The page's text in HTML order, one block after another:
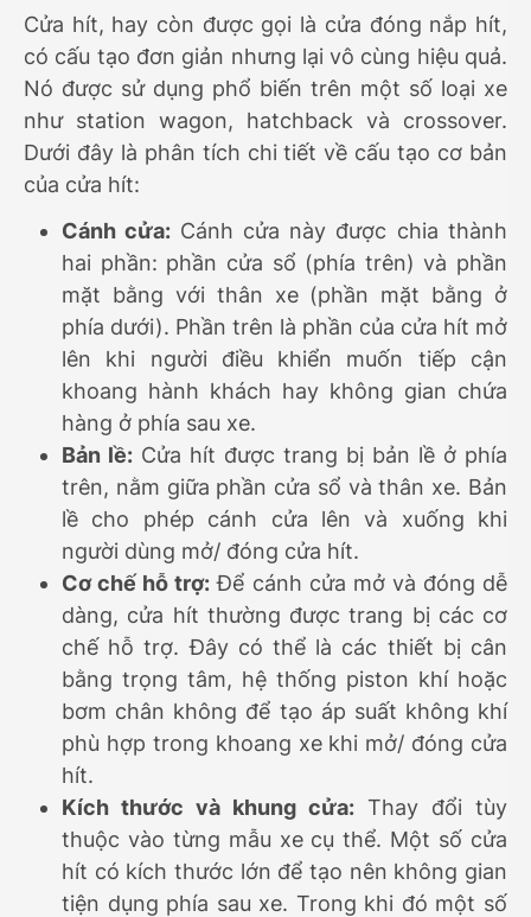
Cửa hít, hay còn được gọi là cửa đóng nắp hít,
có cấu tạo đơn giản nhưng lại vô cùng hiệu quả.
Nó được sử dụng phổ biến trên một số loại xe
như station wagon, hatchback và crossover.
Dưới đây là phân tích chi tiết về cấu tạo cơ bản
của cửa hít:
Cánh cửa: Cánh cửa này được chia thành
hai phần: phần cửa sổ (phía trên) và phần
mặt bằng với thân xe (phần mặt bằng ở
phía dưới). Phần trên là phần của cửa hít mở
lên khi người điều khiển muốn tiếp cận
khoang hành khách hay không gian chứa
hàng ở phía sau xe.
Bản lề: Cửa hít được trang bị bản lề ở phía
trên, nằm giữa phần cửa sổ và thân xe. Bản
lề cho phép cánh cửa lên và xuống khi
người dùng mở/ đóng cửa hít.
Cơ chế hỗ trợ: Để cánh cửa mở và đóng dễ
dàng, cửa hít thường được trang bị các cơ
chế hỗ trợ. Đây có thể là các thiết bị cân
bằng trọng tâm, hệ thống piston khí hoặc
bơm chân không để tạo áp suất không khí
phù hợp trong khoang xe khi mở/ đóng cửa
hít.
Kích thước và khung cửa: Thay đổi tùy
thuộc vào từng mẫu xe cụ thể. Một số cửa
hít có kích thước lớn để tạo nên không gian
tiện dụng phía sau xe. Trong khi đó một số